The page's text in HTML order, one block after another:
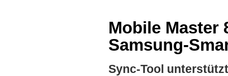
Mobile Master
Samsung-
Sync-Tool